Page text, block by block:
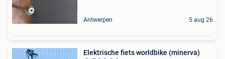
Antwerpen 5 aug 26
Elektrische fiets worldbike (minerva)